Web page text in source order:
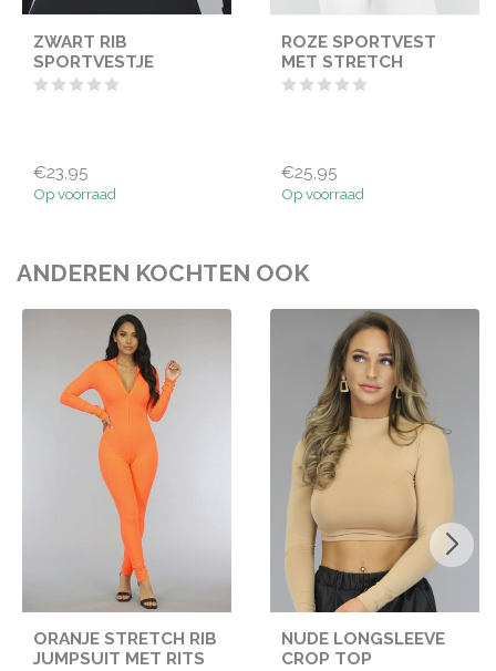
ZWART RIB
SPORTVESTJE
€23,95
Op voorraad
ROZE SPORTVEST
MET STRETCH
€25,95
Op voorraad
ANDEREN KOCHTEN OOK
ORANJE STRETCH RIB
JUMPSUIT MET RITS
NUDE LONGSLEEVE
CROP TOP